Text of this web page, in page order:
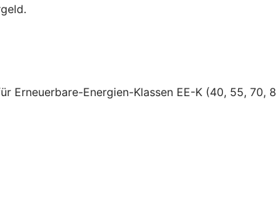
Erneuerbare-Energien-Klassen EE-K (40, 55, 70,